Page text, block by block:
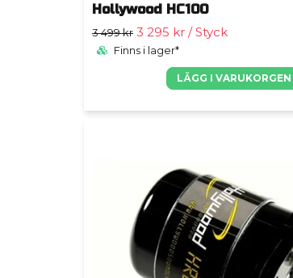
Hollywood HC100
3 499 kr 3 295 kr / Styck
Finns i lager*
LÄGG I VARUKORGEN